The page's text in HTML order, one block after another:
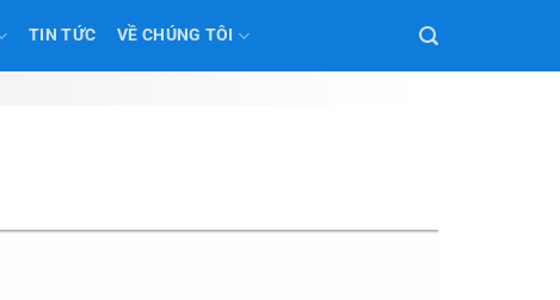
TIN TỨC VỀ CHÚNG TÔI